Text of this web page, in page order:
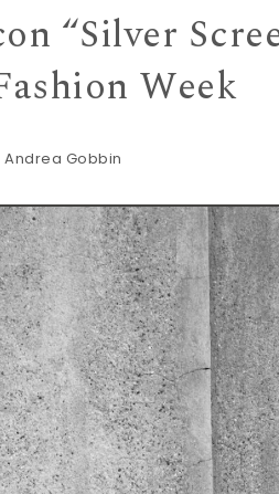
“Silver
Week
Andrea Gobbin